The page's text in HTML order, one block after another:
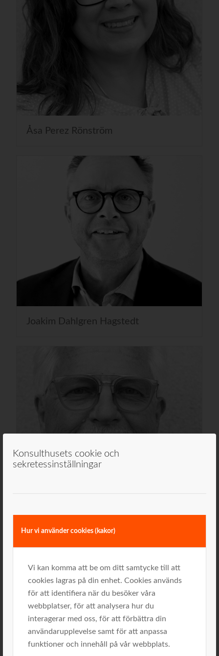
Konsulthusets cookie och
sekretessinställningar
Hur vi använder cookies (kakor)
Vi kan komma att be om ditt samtycke till att
cookies lagras på din enhet. Cookies används
för att identifiera när du besöker våra
webbplatser, för att analysera hur du
interagerar med oss, för att förbättra din
användarupplevelse samt för att anpassa
funktioner och innehåll på vår webbplats.
Åsa Perez Rönström
Joakim Dahlgren Hagstedt